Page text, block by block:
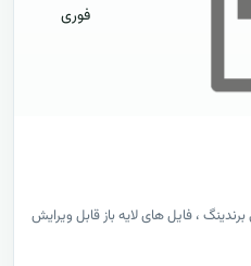
فوری
، فایل های لایه باز قابل ویرایش